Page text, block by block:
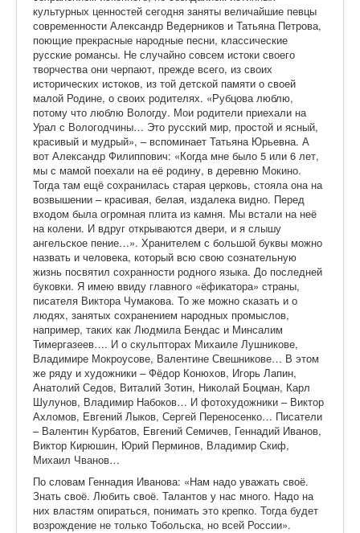
культурных ценностей сегодня заняты величайшие певцы
современности Александр Ведерников и Татьяна Петрова,
поющие прекрасные народные песни, классические
русские романсы. Не случайно совсем истоки своего
творчества они черпают, прежде всего, из своих
исторических истоков, из той детской памяти о своей
малой Родине, о своих родителях. «Рубцова люблю,
потому что люблю Вологду. Мои родители приехали на
Урал с Вологодчины… Это русский мир, простой и ясный,
красивый и мудрый», – вспоминает Татьяна Юрьевна. А
вот Александр Филиппович: «Когда мне было 5 или 6 лет,
мы с мамой поехали на её родину, в деревню Мокино.
Тогда там ещё сохранилась старая церковь, стояла она на
возвышении – красивая, белая, издалека видно. Перед
входом была огромная плита из камня. Мы встали на неё
на колени. И вдруг открываются двери, и я слышу
ангельское пение…». Хранителем с большой буквы можно
назвать и человека, который всю свою сознательную
жизнь посвятил сохранности родного языка. До последней
буковки. Я имею ввиду главного «ёфикатора» страны,
писателя Виктора Чумакова. То же можно сказать и о
людях, занятых сохранением народных промыслов,
например, таких как Людмила Бендас и Минсалим
Тимергазеев…. И о скульпторах Михаиле Лушникове,
Владимире Мокроусове, Валентине Свешникове… В этом
же ряду и художники – Фёдор Конюхов, Игорь Лапин,
Анатолий Седов, Виталий Зотин, Николай Боцман, Карл
Шулунов, Владимир Набоков… И фотохудожники – Виктор
Ахломов, Евгений Лыков, Сергей Переносенко… Писатели
– Валентин Курбатов, Евгений Семичев, Геннадий Иванов,
Виктор Кирюшин, Юрий Перминов, Владимир Скиф,
Михаил Чванов…
По словам Геннадия Иванова: «Нам надо уважать своё.
Знать своё. Любить своё. Талантов у нас много. Надо на
них властям опираться, понимать это крепко. Тогда будет
возрождение не только Тобольска, но всей России».